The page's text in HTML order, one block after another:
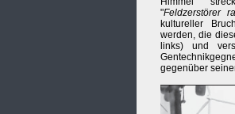
"Feldzerstörer
kultureller
werden, die
links) und
gegenüber